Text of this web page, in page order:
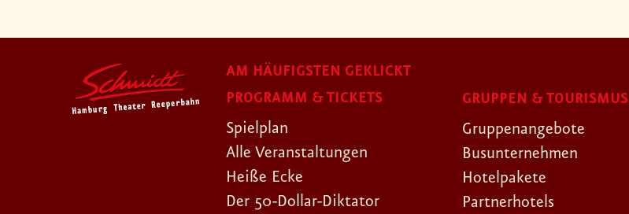
AM HÄUFIGSTEN GEKLICKT
PROGRAMM & TICKETS
Spielplan
Alle Veranstaltungen
Heiße Ecke
Der 50-Dollar-Diktator
GRUPPEN & TOURISMUS
Gruppenangebote
Busunternehmen
Hotelpakete
Partnerhotels